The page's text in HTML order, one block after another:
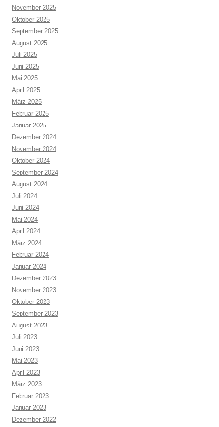
November 2025
Oktober 2025
September 2025
August 2025
Juli 2025
Juni 2025
Mai 2025
April 2025
März 2025
Februar 2025
Januar 2025
Dezember 2024
November 2024
Oktober 2024
September 2024
August 2024
Juli 2024
Juni 2024
Mai 2024
April 2024
März 2024
Februar 2024
Januar 2024
Dezember 2023
November 2023
Oktober 2023
September 2023
August 2023
Juli 2023
Juni 2023
Mai 2023
April 2023
März 2023
Februar 2023
Januar 2023
Dezember 2022